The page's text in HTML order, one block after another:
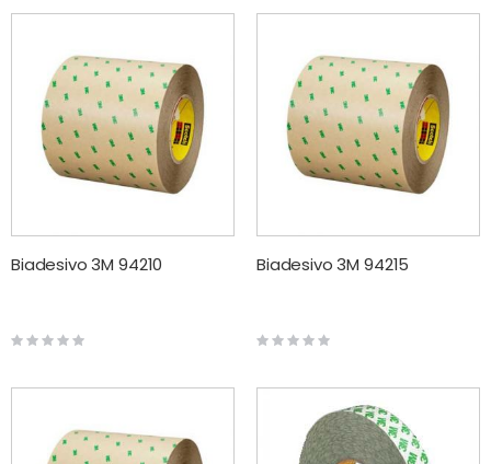
Biadesivo 3M 94210
Rating:
0%
Biadesivo 3M 94215
Rating:
0%